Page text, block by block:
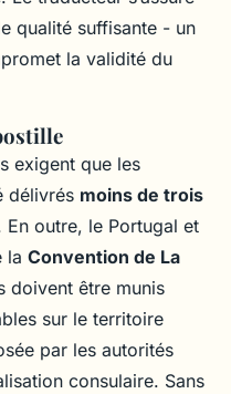
qualité suffisante - un
la validité du
exigent que les
délivrés moins de trois
outre, le Portugal et
la Convention de La
doivent être munis
sur le territoire
par les autorités
consulaire. Sans